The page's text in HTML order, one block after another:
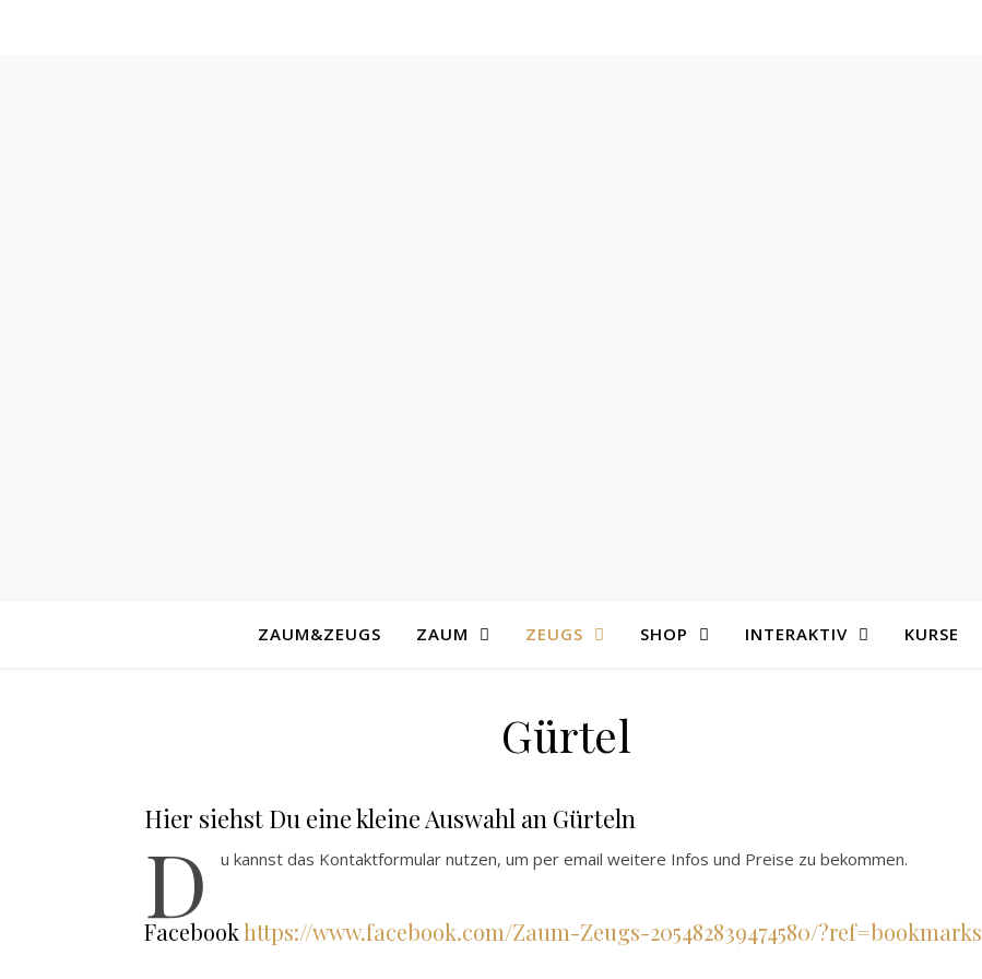
ZAUM&ZEUGS ZAUM ZEUGS SHOP INTERAKTIV KURSE
Gürtel
Hier siehst Du eine kleine Auswahl an Gürteln
D u kannst das Kontaktformular nutzen, um per email weitere Infos und Preise zu bekommen.
Facebookhttps://www.facebook.com/Zaum-Zeugs-205482839474580/?ref=bookmarks